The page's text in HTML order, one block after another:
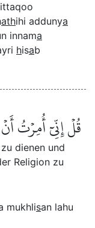
athihi addunya
innama
hisab
قُلۡ إِنِّيٓ أُمِرۡتُ
dienen und
Religion zu
mukhlisan lahu